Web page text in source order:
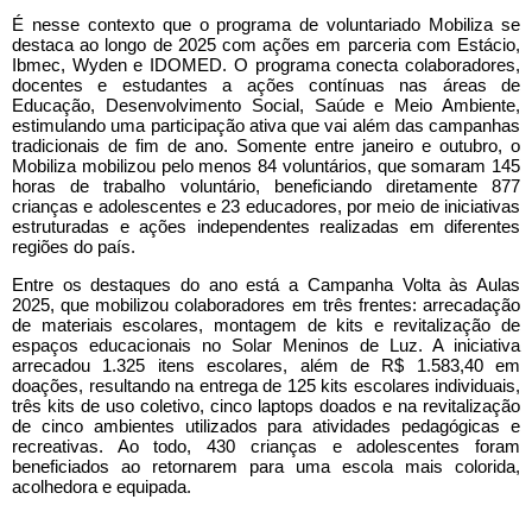
É nesse contexto que o programa de voluntariado Mobiliza se
destaca ao longo de 2025 com ações em parceria com Estácio,
Ibmec, Wyden e IDOMED. O programa conecta colaboradores,
docentes e estudantes a ações contínuas nas áreas de
Educação, Desenvolvimento Social, Saúde e Meio Ambiente,
estimulando uma participação ativa que vai além das campanhas
tradicionais de fim de ano. Somente entre janeiro e outubro, o
Mobiliza mobilizou pelo menos 84 voluntários, que somaram 145
horas de trabalho voluntário, beneficiando diretamente 877
crianças e adolescentes e 23 educadores, por meio de iniciativas
estruturadas e ações independentes realizadas em diferentes
regiões do país.
Entre os destaques do ano está a Campanha Volta às Aulas
2025, que mobilizou colaboradores em três frentes: arrecadação
de materiais escolares, montagem de kits e revitalização de
espaços educacionais no Solar Meninos de Luz. A iniciativa
arrecadou 1.325 itens escolares, além de R$ 1.583,40 em
doações, resultando na entrega de 125 kits escolares individuais,
três kits de uso coletivo, cinco laptops doados e na revitalização
de cinco ambientes utilizados para atividades pedagógicas e
recreativas. Ao todo, 430 crianças e adolescentes foram
beneficiados ao retornarem para uma escola mais colorida,
acolhedora e equipada.